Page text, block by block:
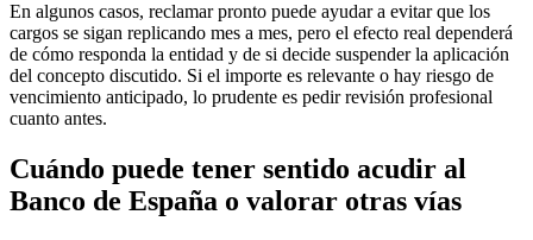
En algunos casos, reclamar pronto puede ayudar a evitar que los
cargos se sigan replicando mes a mes, pero el efecto real dependerá
de cómo responda la entidad y de si decide suspender la aplicación
del concepto discutido. Si el importe es relevante o hay riesgo de
vencimiento anticipado, lo prudente es pedir revisión profesional
cuanto antes.
Cuándo puede tener sentido acudir al
Banco de España o valorar otras vías